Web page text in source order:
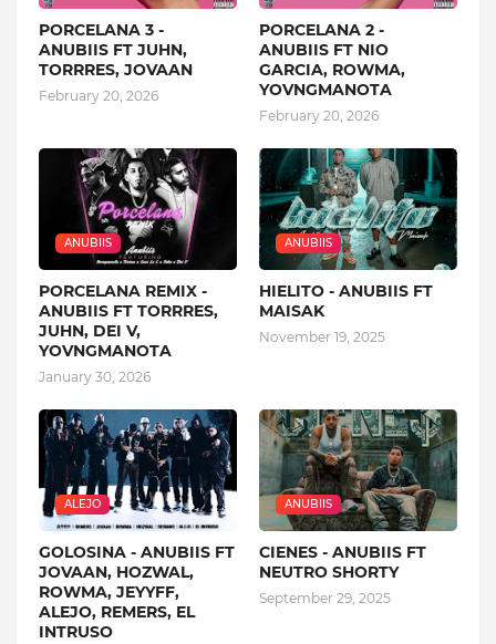
PORCELANA 3 -
ANUBIIS FT JUHN,
TORRRES, JOVAAN
February 20, 2026
PORCELANA 2 -
ANUBIIS FT NIO
GARCIA, ROWMA,
YOVNGMANOTA
February 20, 2026
ANUBIIS
PORCELANA REMIX -
ANUBIIS FT TORRRES,
JUHN, DEI V,
YOVNGMANOTA
January 30, 2026
ANUBIIS
HIELITO - ANUBIIS FT
MAISAK
November 19, 2025
ALEJO
GOLOSINA - ANUBIIS FT
JOVAAN, HOZWAL,
ROWMA, JEYYFF,
ALEJO, REMERS, EL
INTRUSO
ANUBIIS
CIENES - ANUBIIS FT
NEUTRO SHORTY
September 29, 2025